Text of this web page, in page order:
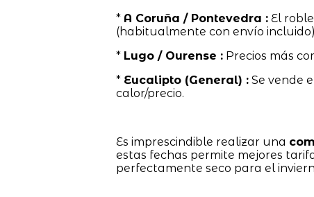
* A Coruña / Pontevedra :El roble
(habitualmente con envío
* Lugo / Ourense :Precios más
* Eucalipto (General) :Se vende
calor/precio.
Es imprescindible realizar una
estas fechas permite mejores
perfectamente seco para el